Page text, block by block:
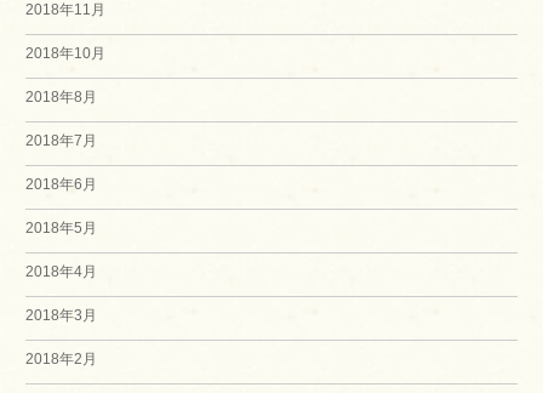
2018年11月
2018年10月
2018年8月
2018年7月
2018年6月
2018年5月
2018年4月
2018年3月
2018年2月